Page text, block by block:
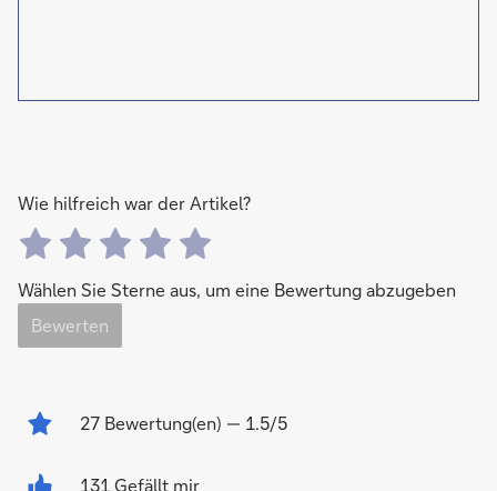
Wie hilfreich war der Artikel?
Wählen Sie Sterne aus, um eine Bewertung abzugeben
Bewerten
27 Bewertung(en) — 1.5/5
131 Gefällt mir